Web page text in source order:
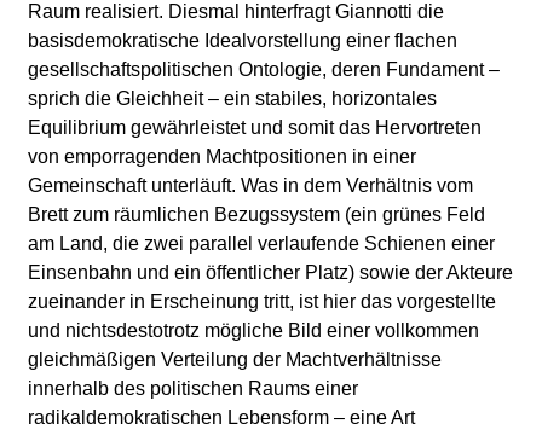
Raum realisiert. Diesmal hinterfragt Giannotti die
basisdemokratische Idealvorstellung einer flachen
gesellschaftspolitischen Ontologie, deren Fundament –
sprich die Gleichheit – ein stabiles, horizontales
Equilibrium gewährleistet und somit das Hervortreten
von emporragenden Machtpositionen in einer
Gemeinschaft unterläuft. Was in dem Verhältnis vom
Brett zum räumlichen Bezugssystem (ein grünes Feld
am Land, die zwei parallel verlaufende Schienen einer
Einsenbahn und ein öffentlicher Platz) sowie der Akteure
zueinander in Erscheinung tritt, ist hier das vorgestellte
und nichtsdestotrotz mögliche Bild einer vollkommen
gleichmäßigen Verteilung der Machtverhältnisse
innerhalb des politischen Raums einer
radikaldemokratischen Lebensform – eine Art